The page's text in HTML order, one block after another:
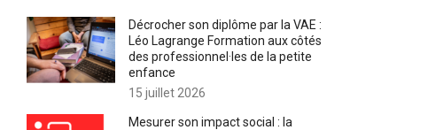
Décrocher son diplôme par la VAE :
Léo Lagrange Formation aux côtés
des professionnel·les de la petite
enfance
15 juillet 2026
Mesurer son impact social : la